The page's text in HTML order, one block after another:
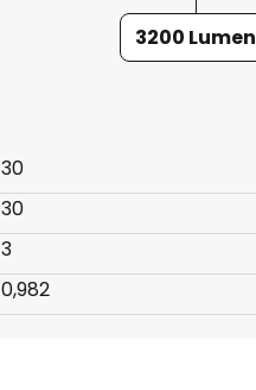
3200 Lumen
30
30
3
0,982